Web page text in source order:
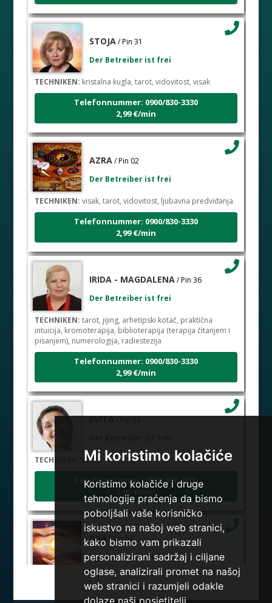
Mi koristimo kolačiće
Koristimo kolačiće i druge
tehnologije praćenja da bismo
poboljšali vaše korisničko
iskustvo na našoj web stranici,
kako bismo vam prikazali
personalizirani sadržaj i ciljane
oglase, analizirali promet na našoj
web stranici i razumjeli odakle
dolaze naši posjetitelji.
STOJA / Pin 31
Der Betreiber ist frei
TECHNIKEN: kristalna kugla, tarot, vidovitost, visak
Telefonnummer: 0900/830-3330
2,99 €/min
AZRA / Pin 02
Der Betreiber ist frei
TECHNIKEN: visak, tarot, vidovitost, ljubavna predviđanja
Telefonnummer: 0900/830-3330
2,99 €/min
IRIDA - MAGDALENA / Pin 36
Der Betreiber ist frei
TECHNIKEN: tarot, jijing, arhetipski kotač, praktična
intuicija, kromoterapija, biblioterapija (terapija čitanjem i
pisanjem), numerologija, radiestezija
Telefonnummer: 0900/830-3330
2,99 €/min
EVITA/ Pin 52
TECHNIKEN: tarot
2,99 €/min
DIJA
Der Betreiber ist frei
vedska astrologija (jyotish), reiki, tarot,
oracle karte, duhovni razgovori